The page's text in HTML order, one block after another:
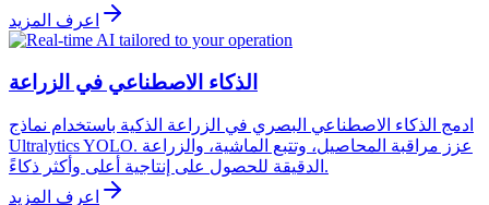
اعرف المزيد
الذكاء الاصطناعي في الزراعة
ادمج الذكاء الاصطناعي البصري في الزراعة الذكية باستخدام نماذج
Ultralytics YOLO. عزز مراقبة المحاصيل، وتتبع الماشية، والزراعة
الدقيقة للحصول على إنتاجية أعلى وأكثر ذكاءً.
اعرف المزيد